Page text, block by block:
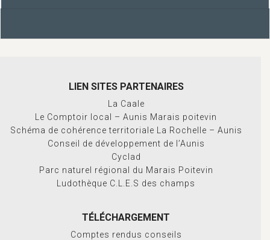
LIEN SITES PARTENAIRES
La Caale
Le Comptoir local – Aunis Marais poitevin
Schéma de cohérence territoriale La Rochelle – Aunis
Conseil de développement de l’Aunis
Cyclad
Parc naturel régional du Marais Poitevin
Ludothèque C.L.E.S des champs
TÉLÉCHARGEMENT
Comptes rendus conseils